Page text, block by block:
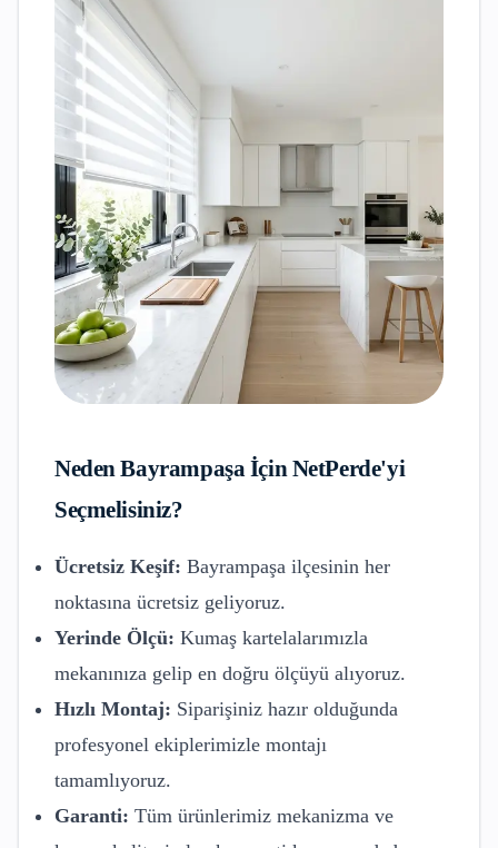
NedenBayrampaşaİçin NetPerde'yi
Seçmelisiniz?
Ücretsiz Keşif: Bayrampaşa ilçesinin her
noktasına ücretsiz geliyoruz.
Yerinde Ölçü: Kumaş kartelalarımızla
mekanınıza gelip en doğru ölçüyü alıyoruz.
Hızlı Montaj: Siparişiniz hazır olduğunda
profesyonel ekiplerimizle montajı
tamamlıyoruz.
Garanti: Tüm ürünlerimiz mekanizma ve